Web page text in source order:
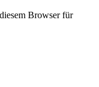
Browser für